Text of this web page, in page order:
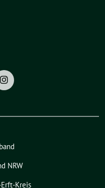
NRW
Kreis